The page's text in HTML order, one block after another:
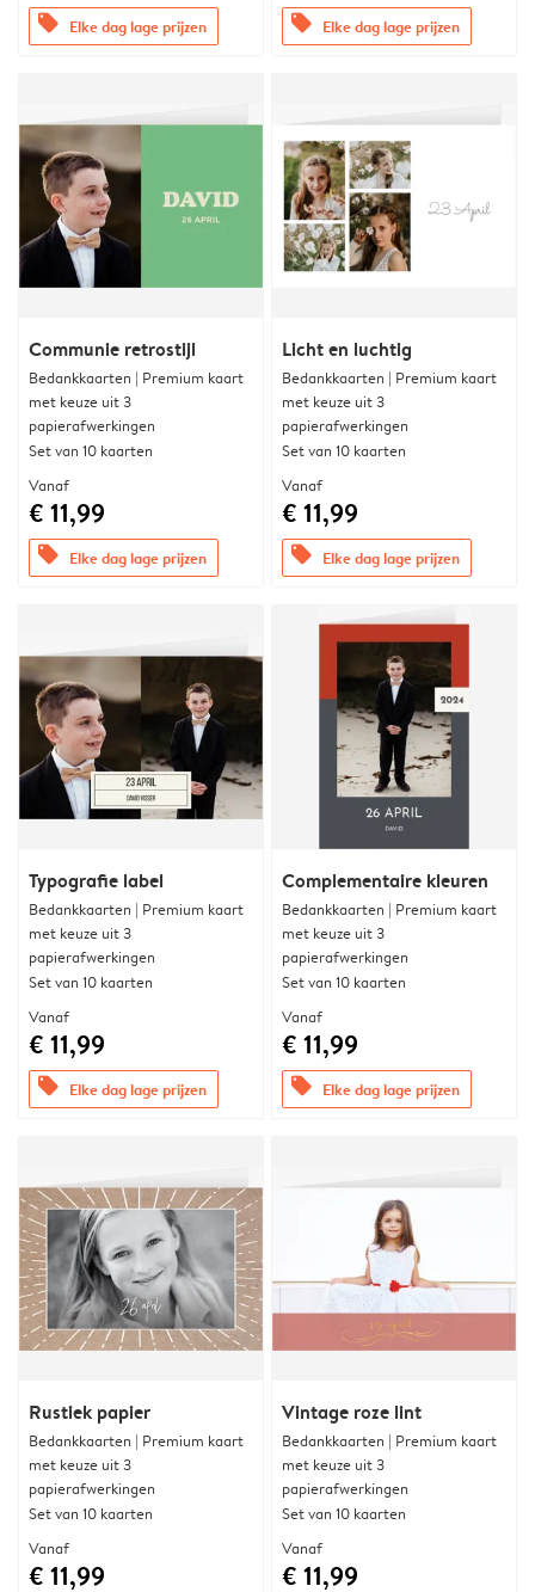
offers Elke dag lage prijzen offers Elke dag lage prijzen
Communie retrostijl
Bedankkaarten | Premium kaart
met keuze uit 3
papierafwerkingen
Set van 10 kaarten
Vanaf
€ 11,99
offers Elke dag lage prijzen
Licht en luchtig
Bedankkaarten | Premium kaart
met keuze uit 3
papierafwerkingen
Set van 10 kaarten
Vanaf
€ 11,99
offers Elke dag lage prijzen
Typografie label
Bedankkaarten | Premium kaart
met keuze uit 3
papierafwerkingen
Set van 10 kaarten
Vanaf
€ 11,99
offers Elke dag lage prijzen
Complementaire kleuren
Bedankkaarten | Premium kaart
met keuze uit 3
papierafwerkingen
Set van 10 kaarten
Vanaf
€ 11,99
offers Elke dag lage prijzen
Rustiek papier
Bedankkaarten | Premium kaart
met keuze uit 3
papierafwerkingen
Set van 10 kaarten
Vanaf
€ 11,99
Vintage roze lint
Bedankkaarten | Premium kaart
met keuze uit 3
papierafwerkingen
Set van 10 kaarten
Vanaf
€ 11,99